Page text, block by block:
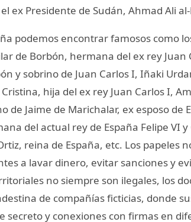
ex Presidente de Sudán, Ahmad Ali
podemos encontrar famosos como
de Borbón, hermana del ex rey
y sobrino de Juan Carlos I, Iñaki
hija del ex rey Juan Carlos I,
de Jaime de Marichalar, ex esposo de
del actual rey de España Felipe VI
reina de España, etc. Los papeles
a lavar dinero, evitar sanciones y
no siempre son ilegales, los
de compañías ficticias, donde
secreto y conexiones con firmas en